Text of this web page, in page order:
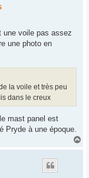
une voile pas assez
une photo en
la voile et très peu
dans le creux
mast panel est
Pryde à une époque.